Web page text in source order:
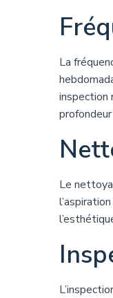
La
inspection
Le